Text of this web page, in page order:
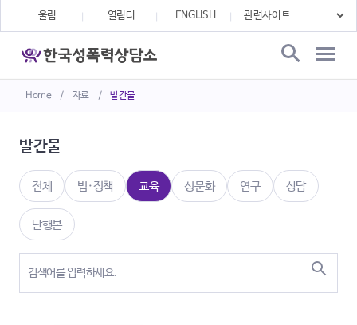
Home / 자료 / 발간물
울림 열림터 ENGLISH
발간물
전체 법·정책 교육 성문화 연구 상담
단행본